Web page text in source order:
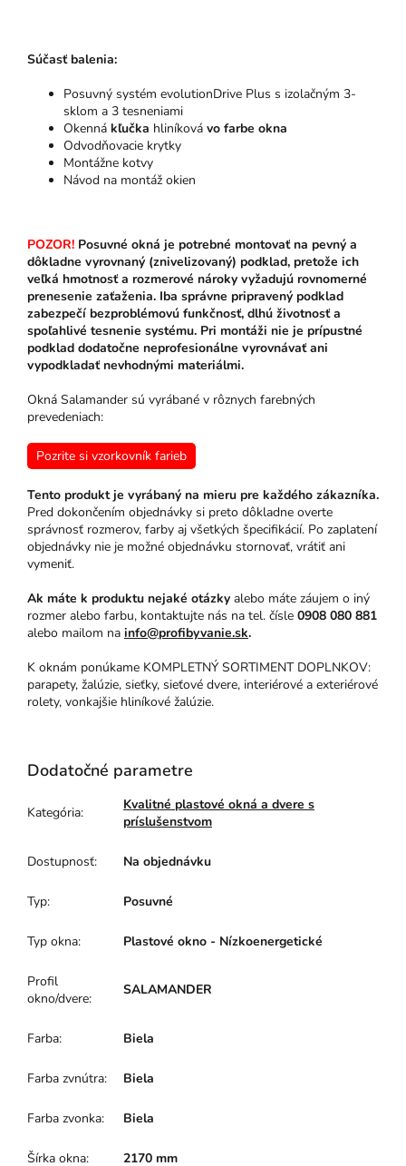
Súčasť balenia:
Posuvný systém evolutionDrive Plus s izolačným 3-
sklom a 3 tesneniami
Okenná kľučka hliníková vo farbe okna
Odvodňovacie krytky
Montážne kotvy
Návod na montáž okien
POZOR! Posuvné okná je potrebné montovať na pevný a
dôkladne vyrovnaný (znivelizovaný) podklad, pretože ich
veľká hmotnosť a rozmerové nároky vyžadujú rovnomerné
prenesenie zaťaženia. Iba správne pripravený podklad
zabezpečí bezproblémovú funkčnosť, dlhú životnosť a
spoľahlivé tesnenie systému. Pri montáži nie je prípustné
podklad dodatočne neprofesionálne vyrovnávať ani
vypodkladať nevhodnými materiálmi.
Okná Salamander sú vyrábané v rôznych farebných
prevedeniach:
Pozrite si vzorkovník farieb
Tento produkt je vyrábaný na mieru pre každého zákazníka.
Pred dokončením objednávky si preto dôkladne overte
správnosť rozmerov, farby aj všetkých špecifikácií. Po zaplatení
objednávky nie je možné objednávku stornovať, vrátiť ani
vymeniť.
Ak máte k produktu nejaké otázky alebo máte záujem o iný
rozmer alebo farbu, kontaktujte nás na tel. čísle 0908 080 881
alebo mailom na info@profibyvanie.sk.
K oknám ponúkame KOMPLETNÝ SORTIMENT DOPLNKOV:
parapety, žalúzie, sieťky, sieťové dvere, interiérové a exteriérové
rolety, vonkajšie hliníkové žalúzie.
Dodatočné parametre
Kategória:
Kvalitné plastové okná a dvere s
príslušenstvom
Dostupnosť: Na objednávku
Typ: Posuvné
Typ okna: Plastové okno - Nízkoenergetické
Profil
okno/dvere:
SALAMANDER
Farba: Biela
Farba zvnútra: Biela
Farba zvonka: Biela
Šírka okna: 2170 mm